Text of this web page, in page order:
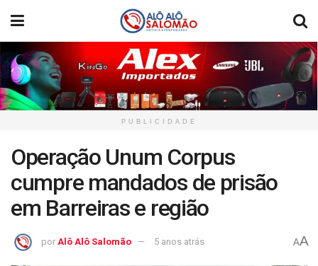
PUBLICIDADE
Operação Unum Corpus
cumpre mandados de prisão
em Barreiras e região
por Alô Alô Salomão 5 anos atrás AA